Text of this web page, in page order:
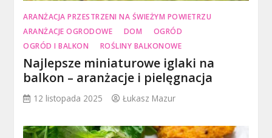
ARANŻACJA PRZESTRZENI NA ŚWIEŻYM POWIETRZU
ARANŻACJE OGRODOWE
DOM
OGRÓD
OGRÓD I BALKON
ROŚLINY BALKONOWE
Najlepsze miniaturowe iglaki na
balkon – aranżacje i pielęgnacja
12 listopada 2025 Łukasz Mazur